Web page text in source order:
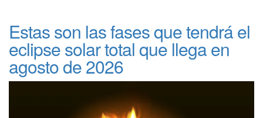
Estas son las fases que tendrá el
eclipse solar total que llega en
agosto de 2026